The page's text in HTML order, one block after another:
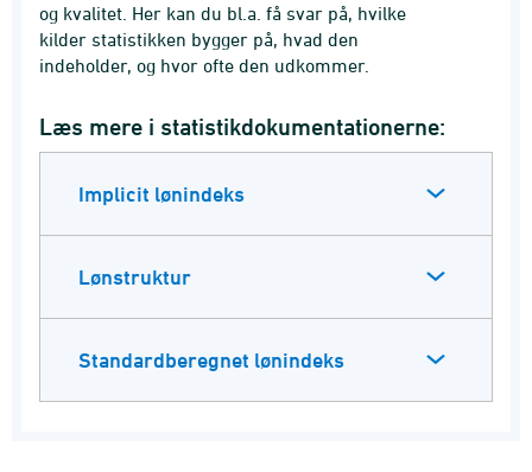
og kvalitet. Her kan du bl.a. få svar på, hvilke
kilder statistikken bygger på, hvad den
indeholder, og hvor ofte den udkommer.
Læs mere i statistikdokumentationerne:
Implicit lønindeks
Lønstruktur
Standardberegnet lønindeks